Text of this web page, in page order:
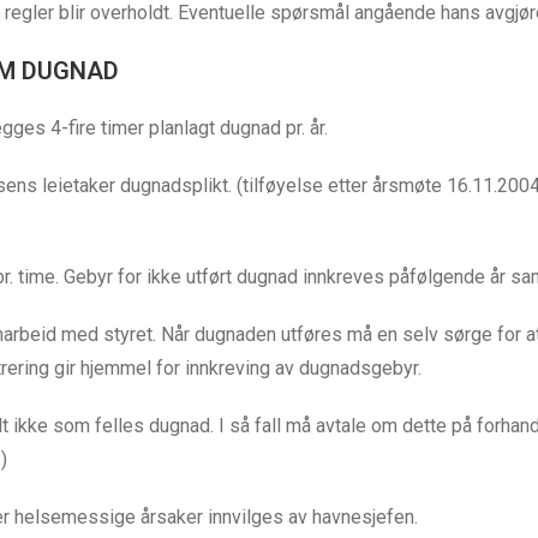
blir overholdt. Eventuelle spørsmål angående hans
DUGNAD
4-fire timer planlagt dugnad pr. år.
leietaker dugnadsplikt. (tilføyelse etter årsmøte
time. Gebyr for ikke utført dugnad innkreves påfølgende år
med styret. Når dugnaden utføres må en selv sørge
gir hjemmel for innkreving av dugnadsgebyr.
som felles dugnad. I så fall må avtale om dette på
helsemessige årsaker innvilges av havnesjefen.